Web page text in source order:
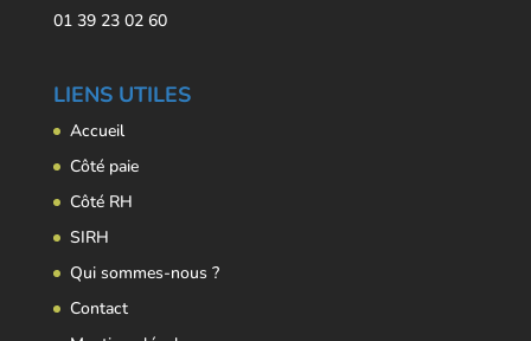
01 39 23 02 60
LIENS UTILES
Accueil
Côté paie
Côté RH
SIRH
Qui sommes-nous ?
Contact